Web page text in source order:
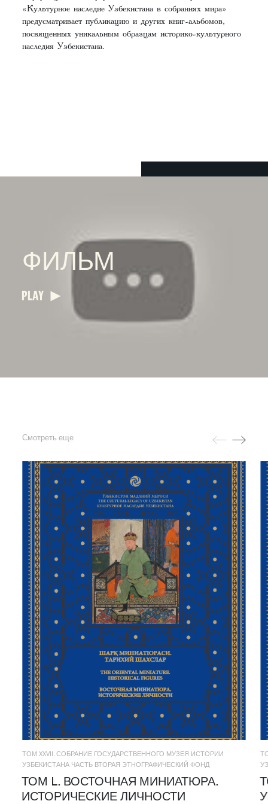
«Культурное наследие Узбекистана в собраниях мира»
предусматривает публикацию и других книг-альбомов,
посвященных уникальным образцам историко-культурного
наследия Узбекистана.
ФИЛЬМ
PLAY
Смотреть еще
ТОМ XXVII. СОБРАНИЕ ГОСУДАРСТВЕННОГО МУЗЕЯ ИСТОРИИ
УЗБЕКИСТАНА ЧАСТЬ ВТОРАЯ ЭТНОГРАФИЧЕСКИЙ ФОНД
ТОМ L. ВОСТОЧНАЯ МИНИАТЮРА.
ИСТОРИЧЕСКИЕ ЛИЧНОСТИ